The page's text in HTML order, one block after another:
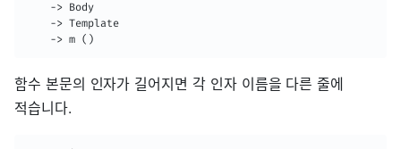
    -> Body
    -> Template
    -> m ()
함수 본문의 인자가 길어지면 각 인자 이름을 다른 줄에
적습니다.